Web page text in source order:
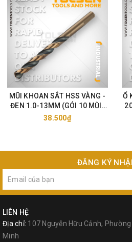
MŨI KHOAN SẮT HSS VÀNG -
ĐEN 1.0-13MM (GÓI 10 MŨI)
TOLSEN 75105-33
38.500₫
Ổ
ĐĂNG KÝ
LIÊN HỆ
Địa chỉ: 107 Nguyễn Hữu Cảnh,
Minh